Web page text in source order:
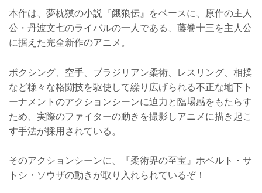
本作は、夢枕獏の小説『餓狼伝』をベースに、原作の主人
公・丹波文七のライバルの一人である、藤巻十三を主人公
に据えた完全新作のアニメ。
ボクシング、空手、ブラジリアン柔術、レスリング、相撲
など様々な格闘技を駆使して繰り広げられる不正な地下ト
ーナメントのアクションシーンに迫力と臨場感をもたらす
ため、実際のファイターの動きを撮影しアニメに描き起こ
す手法が採用されている。
そのアクションシーンに、『柔術界の至宝』ホベルト・サ
トシ・ソウザの動きが取り入れられているぞ！